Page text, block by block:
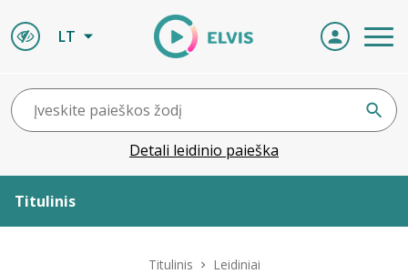
LT
Detali leidinio paieška
Titulinis
Titulinis Leidiniai